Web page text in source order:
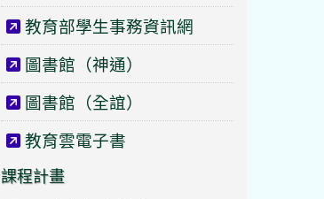
教育部學生事務資訊網
圖書館（神通）
圖書館（全誼）
教育雲電子書
課程計畫